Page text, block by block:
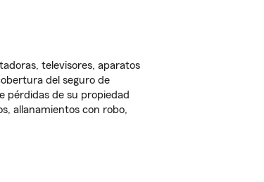
televisores, aparatos
del seguro de
pérdidas de su propiedad
allanamientos con robo,